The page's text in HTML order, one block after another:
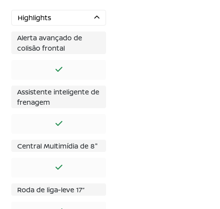
Highlights
Alerta avançado de
colisão frontal
Assistente inteligente de
frenagem
Central Multimídia de 8"
Roda de liga-leve 17’’